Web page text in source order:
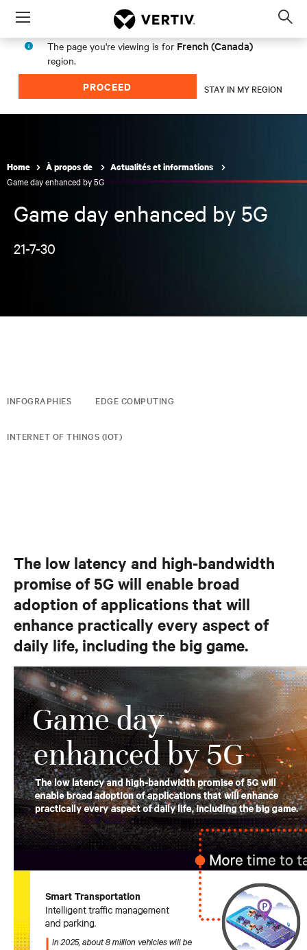
Menu
The page you're viewing is for French (Canada)
region.
PROCEED STAY IN MY REGION
Home À propos de Actualités et informations
Game day enhanced by 5G
Game day enhanced by 5G
21-7-30
INFOGRAPHIES EDGE COMPUTING
INTERNET OF THINGS (IOT)
The low latency and high-bandwidth
promise of 5G will enable broad
adoption of applications that will
enhance practically every aspect of
daily life, including the big game.